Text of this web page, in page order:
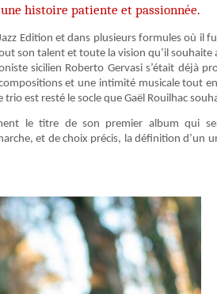
histoire patiente et passionnée.
Edition et dans plusieurs formules où il
son talent et toute la vision qu’il souhaite
sicilien Roberto Gervasi s’était déjà
et une intimité musicale tout
trio est resté le socle que Gaël Rouilhac
le titre de son premier album qui
et de choix précis, la définition d’un